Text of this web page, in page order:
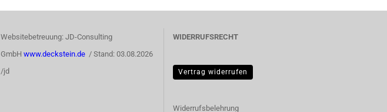
Websitebetreuung: JD-Consulting
GmbH www.deckstein.de / Stand: 03.08.2026
/jd
WIDERRUFSRECHT
Vertrag widerrufen
Widerrufsbelehrung